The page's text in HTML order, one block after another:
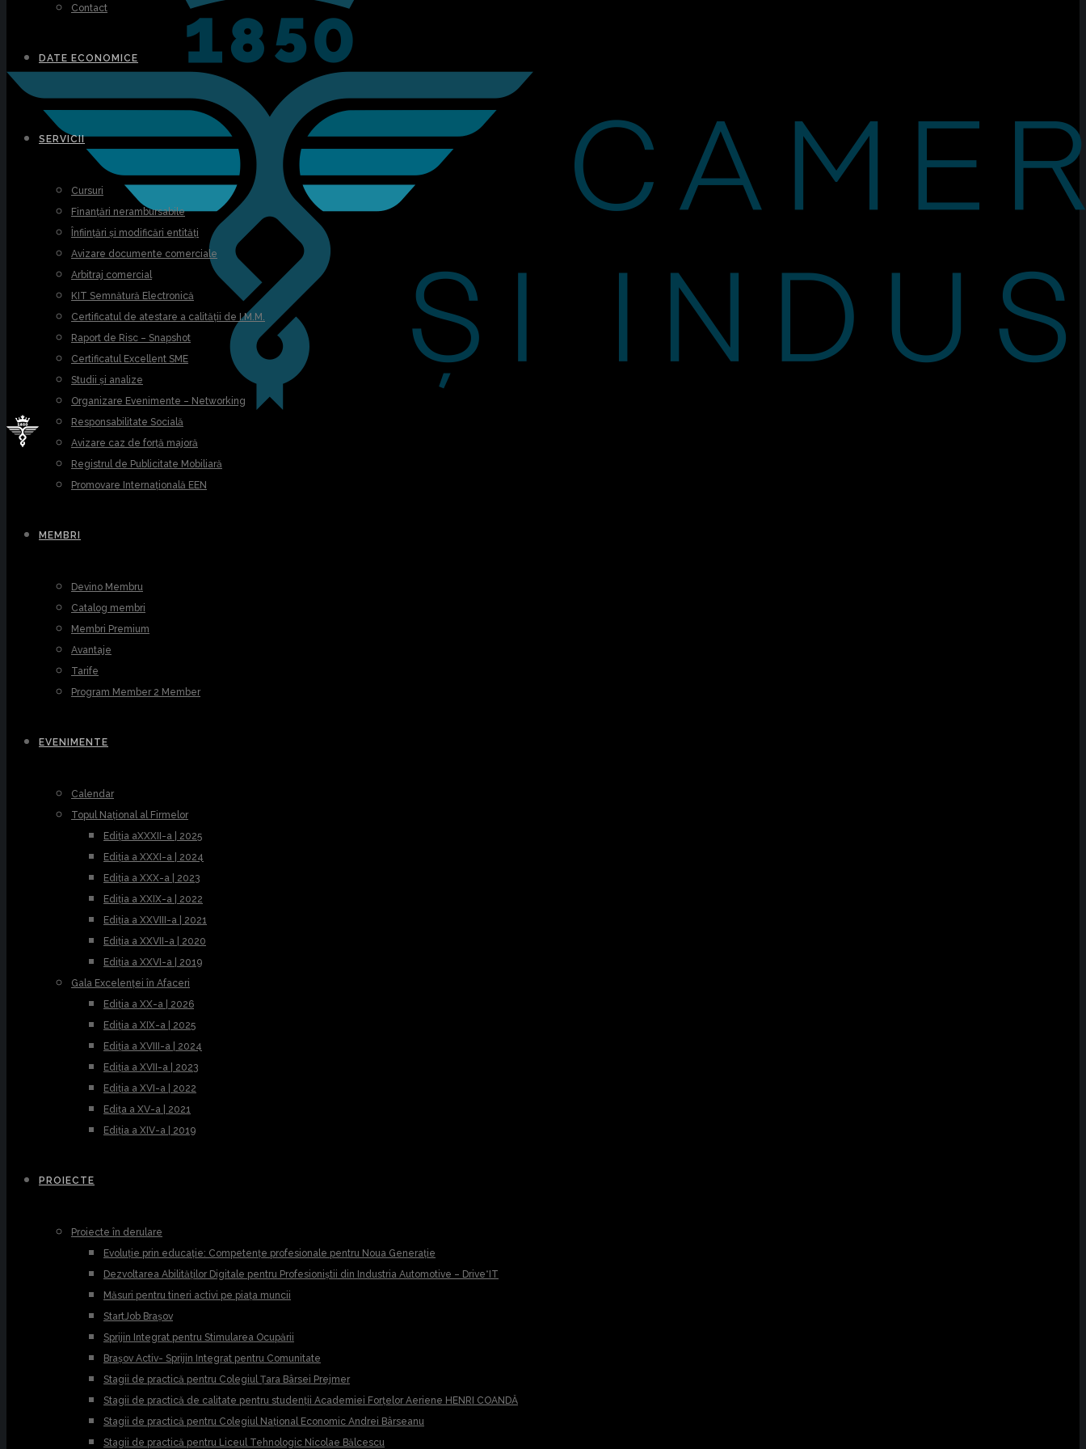
Contact
DATE ECONOMICE
SERVICII
Cursuri
Finanțări nerambursabile
Înființări și modificări entități
Avizare documente comerciale
Arbitraj comercial
KIT Semnătură Electronică
Certificatul de atestare a calității de I.M.M.
Raport de Risc – Snapshot
Certificatul Excellent SME
Studii și analize
Organizare Evenimente – Networking
Responsabilitate Socială
Avizare caz de forță majoră
Registrul de Publicitate Mobiliară
Promovare Internațională EEN
MEMBRI
Devino Membru
Catalog membri
Membri Premium
Avantaje
Tarife
Program Member 2 Member
EVENIMENTE
Calendar
Topul Național al Firmelor
Ediția aXXXII-a | 2025
Ediția a XXXI-a | 2024
Ediția a XXX-a | 2023
Ediția a XXIX-a | 2022
Ediția a XXVIII-a | 2021
Ediția a XXVII-a | 2020
Ediția a XXVI-a | 2019
Gala Excelenței în Afaceri
Ediția a XX-a | 2026
Ediția a XIX-a | 2025
Ediția a XVIII-a | 2024
Ediția a XVII-a | 2023
Ediția a XVI-a | 2022
Edița a XV-a | 2021
Ediția a XIV-a | 2019
PROIECTE
Proiecte în derulare
Evoluție prin educație: Competențe profesionale pentru Noua Generație
Dezvoltarea Abilităților Digitale pentru Profesioniștii din Industria Automotive – Drive*IT
Măsuri pentru tineri activi pe piața muncii
StartJob Brașov
Sprijin Integrat pentru Stimularea Ocupării
Brașov Activ- Sprijin Integrat pentru Comunitate
Stagii de practică pentru Colegiul Țara Bârsei Prejmer
Stagii de practică de calitate pentru studenții Academiei Forțelor Aeriene HENRI COANDĂ
Stagii de practică pentru Colegiul Național Economic Andrei Bârseanu
Stagii de practică pentru Liceul Tehnologic Nicolae Bălcescu